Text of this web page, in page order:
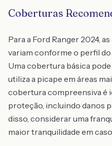
Coberturas
Para a Ford Ranger 2024,
variam conforme o perfil
Uma cobertura básica
utiliza a picape em áreas
cobertura compreensiva é
proteção, incluindo danos
disso, considerar uma
maior tranquilidade em